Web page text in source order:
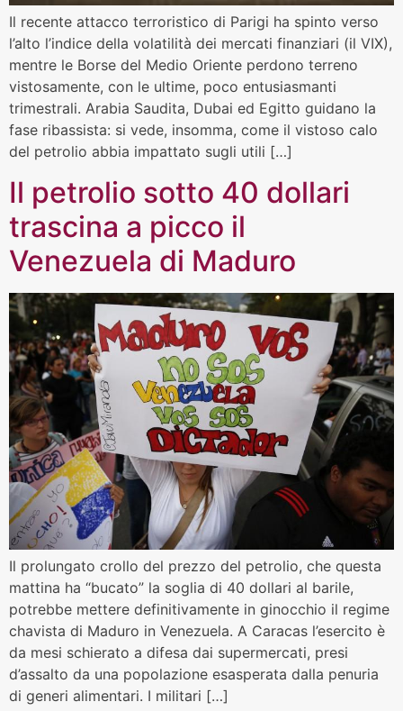
Il recente attacco terroristico di Parigi ha spinto verso
l’alto l’indice della volatilità dei mercati finanziari (il VIX),
mentre le Borse del Medio Oriente perdono terreno
vistosamente, con le ultime, poco entusiasmanti
trimestrali. Arabia Saudita, Dubai ed Egitto guidano la
fase ribassista: si vede, insomma, come il vistoso calo
del petrolio abbia impattato sugli utili […]
Il petrolio sotto 40 dollari
trascina a picco il
Venezuela di Maduro
Il prolungato crollo del prezzo del petrolio, che questa
mattina ha “bucato” la soglia di 40 dollari al barile,
potrebbe mettere definitivamente in ginocchio il regime
chavista di Maduro in Venezuela. A Caracas l’esercito è
da mesi schierato a difesa dai supermercati, presi
d’assalto da una popolazione esasperata dalla penuria
di generi alimentari. I militari […]